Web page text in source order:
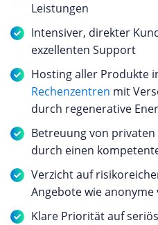
Leistungen
Intensiver, direkter
exzellenten Support
Hosting aller Produkte
Rechenzentren mit
durch regenerative
Betreuung von
durch einen
Verzicht auf
Angebote wie
Klare Priorität auf